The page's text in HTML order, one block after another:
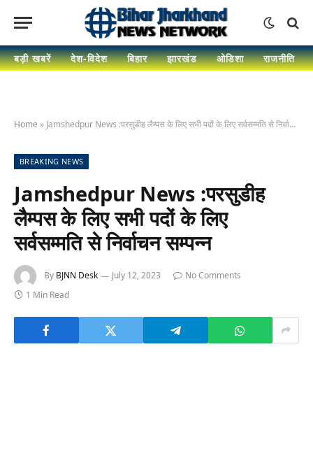
बड़ी खबरें देश-विदेश बिहार झारखंड ओडिशा राजनीति
Home » Jamshedpur News :परसुडीह लैम्पस के लिए सभी पदों के लिए सर्वसम्मति से निर्वाचन सम्पन्न
BREAKING NEWS
Jamshedpur News :परसुडीह
लैम्पस के लिए सभी पदों के लिए
सर्वसम्मति से निर्वाचन सम्पन्न
By BJNN Desk July 12, 2023
No Comments
1 Min Read